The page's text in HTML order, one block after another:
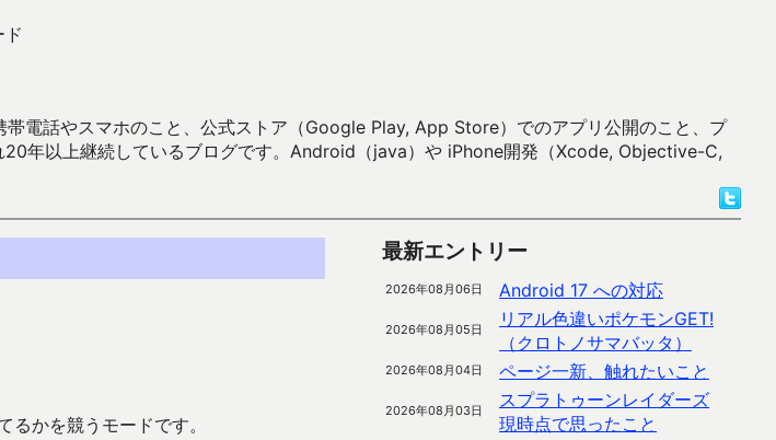
電話やスマホのこと、公式ストア（Google Play, App Store）でのアプリ公開のこと、プ
年以上継続しているブログです。Android（java）や iPhone開発（Xcode, Objective-C,
かを競うモードです。
最新エントリー
2026年08月06日 Android 17 への対応
2026年08月05日
リアル色違いポケモンGET!
（クロトノサマバッタ）
2026年08月04日 ページ一新、触れたいこと
2026年08月03日
スプラトゥーンレイダーズ
現時点で思ったこと